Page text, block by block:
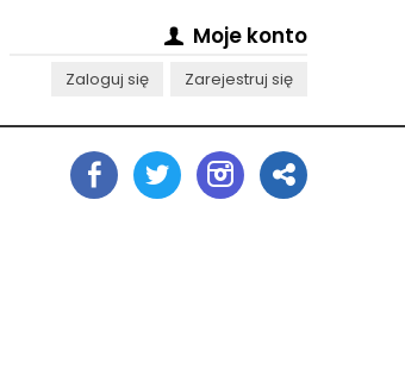
Moje konto
Zaloguj się Zarejestruj się